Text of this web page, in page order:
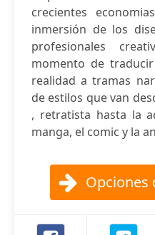
crecientes
inmersión de los
profesionales
momento de
realidad a tramas
de estilos que van
, retratista hasta la
manga, el comic y la
Opciones